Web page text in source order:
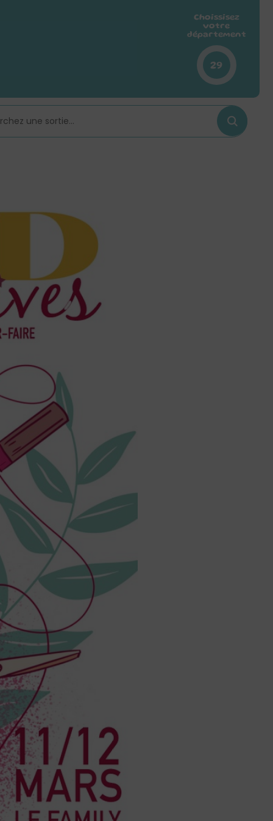
Choissisez
votre
département
29